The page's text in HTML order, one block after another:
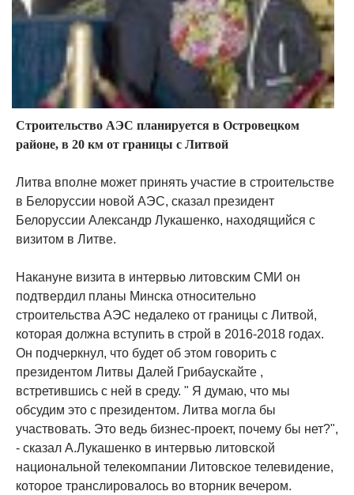
Строительство АЭС планируется в Островецком
районе, в 20 км от границы с Литвой
Литва вполне может принять участие в строительстве
в Белоруссии новой АЭС, сказал президент
Белоруссии Александр Лукашенко, находящийся с
визитом в Литве.
Накануне визита в интервью литовским СМИ он
подтвердил планы Минска относительно
строительства АЭС недалеко от границы с Литвой,
которая должна вступить в строй в 2016-2018 годах.
Он подчеркнул, что будет об этом говорить с
президентом Литвы Далей Грибаускайте ,
встретившись с ней в среду. " Я думаю, что мы
обсудим это с президентом. Литва могла бы
участвовать. Это ведь бизнес-проект, почему бы нет?",
- сказал А.Лукашенко в интервью литовской
национальной телекомпании Литовское телевидение,
которое транслировалось во вторник вечером.